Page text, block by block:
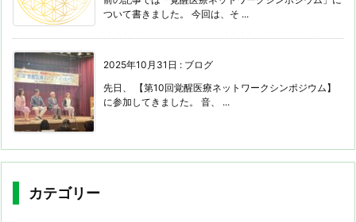
ついて書きました。 今回は、そ ...
2025年10月31日 : ブログ
先日、 【第10回覚醒医療ネットワークシンポジウム】
に参加してきました。 音、 ...
カテゴリー